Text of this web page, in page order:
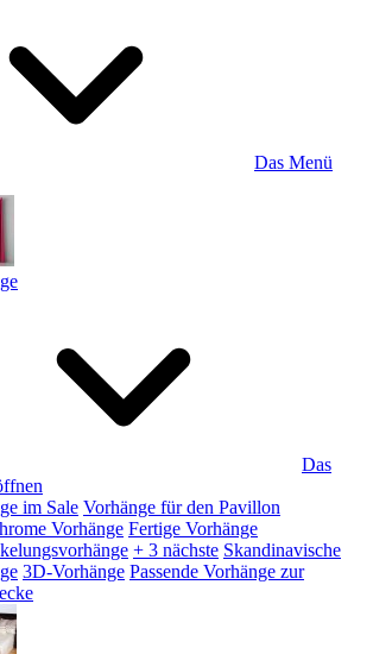
Das Menü
Das
im Sale Vorhänge für den Pavillon
Vorhänge Fertige Vorhänge
+ 3 nächste Skandinavische
3D-Vorhänge Passende Vorhänge zur